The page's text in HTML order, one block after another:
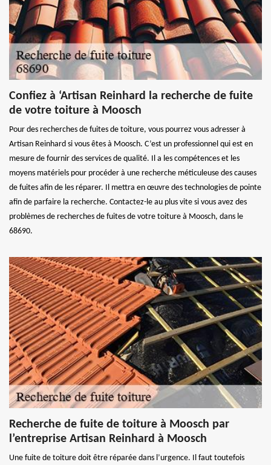
Confiez à ‘Artisan Reinhard la recherche de fuite
de votre toiture à Moosch
Pour des recherches de fuites de toiture, vous pourrez vous adresser à
Artisan Reinhard si vous êtes à Moosch. C’est un professionnel qui est en
mesure de fournir des services de qualité. Il a les compétences et les
moyens matériels pour procéder à une recherche méticuleuse des causes
de fuites afin de les réparer. Il mettra en œuvre des technologies de pointe
afin de parfaire la recherche. Contactez-le au plus vite si vous avez des
problèmes de recherches de fuites de votre toiture à Moosch, dans le
68690.
Recherche de fuite de toiture à Moosch par
l’entreprise Artisan Reinhard à Moosch
Une fuite de toiture doit être réparée dans l’urgence. Il faut toutefois